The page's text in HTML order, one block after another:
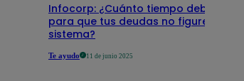
Infocorp: ¿Cuánto tiempo debe pasar
para que tus deudas no figuren en su
sistema?
Te ayudo 11 de junio 2025